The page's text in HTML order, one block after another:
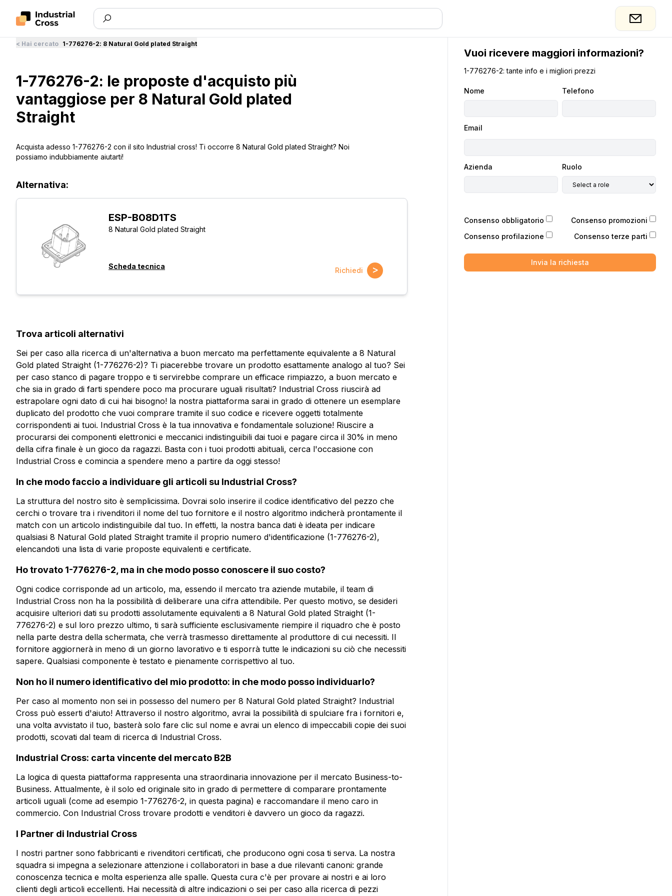
Vuoi ricevere
più informazioni?
Nome
Azienda
Consenso obbligatorio
Consenso profilazione
< Hai cercato 1-776276-2: 8 Natural Gold plated Straight
1-776276-2: le proposte d'acquisto più
vantaggiose per 8 Natural Gold plated
Straight
Acquista adesso 1-776276-2 con il sito Industrial cross! Ti occorre 8 Natural Gold plated Straight? Noi
possiamo indubbiamente aiutarti!
Alternativa:
Vuoi ricevere maggiori informazioni?
Compila il form per richiedere un preventivo
ESP-B08D1TS
8 Natural Gold plated Straight
Scheda tecnica
Nome
Azienda
Consenso obbligatorio
Consenso profilazione
ESP-B08D1TS
8 Natural Gold plated Straight
Scheda tecnica Richiedi >
Trova articoli alternativi
Sei per caso alla ricerca di un'alternativa a buon mercato ma perfettamente equivalente a 8 Natural
Gold plated Straight (1-776276-2)? Ti piacerebbe trovare un prodotto esattamente analogo al tuo? Sei
per caso stanco di pagare troppo e ti servirebbe comprare un efficace rimpiazzo, a buon mercato e
che sia in grado di farti spendere poco ma procurare uguali risultati? Industrial Cross riuscirà ad
estrapolare ogni dato di cui hai bisogno! la nostra piattaforma sarai in grado di ottenere un esemplare
duplicato del prodotto che vuoi comprare tramite il suo codice e ricevere oggetti totalmente
corrispondenti ai tuoi. Industrial Cross è la tua innovativa e fondamentale soluzione! Riuscire a
procurarsi dei componenti elettronici e meccanici indistinguibili dai tuoi e pagare circa il 30% in meno
della cifra finale è un gioco da ragazzi. Basta con i tuoi prodotti abituali, cerca l'occasione con
Industrial Cross e comincia a spendere meno a partire da oggi stesso!
In che modo faccio a individuare gli articoli su Industrial Cross?
La struttura del nostro sito è semplicissima. Dovrai solo inserire il codice identificativo del pezzo che
cerchi o trovare tra i rivenditori il nome del tuo fornitore e il nostro algoritmo indicherà prontamente il
match con un articolo indistinguibile dal tuo. In effetti, la nostra banca dati è ideata per indicare
qualsiasi 8 Natural Gold plated Straight tramite il proprio numero d'identificazione (1-776276-2),
elencandoti una lista di varie proposte equivalenti e certificate.
Ho trovato 1-776276-2, ma in che modo posso conoscere il suo costo?
Ogni codice corrisponde ad un articolo, ma, essendo il mercato tra aziende mutabile, il team di
Industrial Cross non ha la possibilità di deliberare una cifra attendibile. Per questo motivo, se desideri
acquisire ulteriori dati su prodotti assolutamente equivalenti a 8 Natural Gold plated Straight (1-
776276-2) e sul loro prezzo ultimo, ti sarà sufficiente esclusivamente riempire il riquadro che è posto
nella parte destra della schermata, che verrà trasmesso direttamente al produttore di cui necessiti. Il
fornitore aggiornerà in meno di un giorno lavorativo e ti esporrà tutte le indicazioni su ciò che necessiti
sapere. Qualsiasi componente è testato e pienamente corrispettivo al tuo.
Non ho il numero identificativo del mio prodotto: in che modo posso individuarlo?
Per caso al momento non sei in possesso del numero per 8 Natural Gold plated Straight? Industrial
Cross può esserti d'aiuto! Attraverso il nostro algoritmo, avrai la possibilità di spulciare fra i fornitori e,
una volta avvistato il tuo, basterà solo fare clic sul nome e avrai un elenco di impeccabili copie dei suoi
prodotti, scovati dal team di ricerca di Industrial Cross.
Industrial Cross: carta vincente del mercato B2B
La logica di questa piattaforma rappresenta una straordinaria innovazione per il mercato Business-to-
Business. Attualmente, è il solo ed originale sito in grado di permettere di comparare prontamente
articoli uguali (come ad esempio 1-776276-2, in questa pagina) e raccomandare il meno caro in
commercio. Con Industrial Cross trovare prodotti e venditori è davvero un gioco da ragazzi.
I Partner di Industrial Cross
I nostri partner sono fabbricanti e rivenditori certificati, che producono ogni cosa ti serva. La nostra
squadra si impegna a selezionare attenzione i collaboratori in base a due rilevanti canoni: grande
conoscenza tecnica e molta esperienza alle spalle. Questa cura c'è per provare ai nostri e ai loro
clienti degli articoli eccellenti. Hai necessità di altre indicazioni o sei per caso alla ricerca di pezzi
Vuoi ricevere maggiori informazioni?
1-776276-2: tante info e i migliori prezzi
Nome Telefono
Email
Azienda Ruolo
Consenso obbligatorio
Consenso promozioni
Consenso profilazione
Consenso terze parti
Invia la richiesta